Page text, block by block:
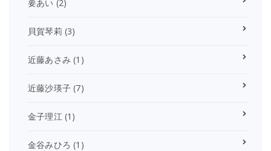
要あい (2)
貝賀琴莉 (3)
近藤あさみ (1)
近藤沙瑛子 (7)
金子理江(1)
金谷みひろ (1)